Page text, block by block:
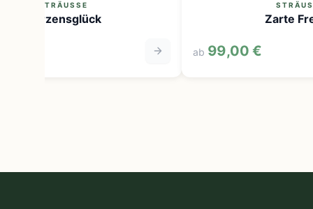
STRÄUSSE
Herzensglück Zarte
ab 99,00 €